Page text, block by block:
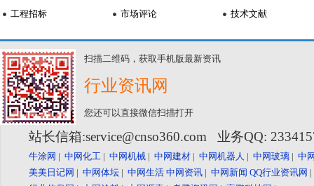
工程招标 市场评论 技术文献
扫描二维码，获取手机版最新资讯
行业资讯网
您还可以直接微信扫描打开
站长信箱:service@cnso360.com 业务QQ:
牛涂网 | 中网化工 | 中网机械 | 中网建材 | 中网机器人 | 中网玻璃 | 中
美美日记网 | 中网体坛 | 中网生活 中网资讯 | 中网新闻 QQ行业资讯网